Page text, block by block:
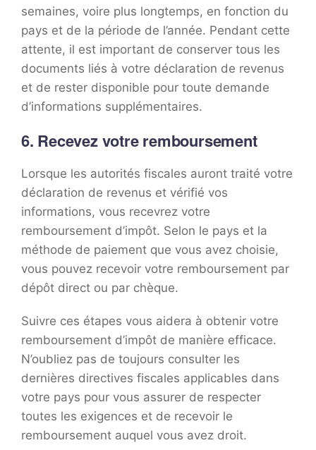
semaines, voire plus longtemps, en fonction du
pays et de la période de l’année. Pendant cette
attente, il est important de conserver tous les
documents liés à votre déclaration de revenus
et de rester disponible pour toute demande
d’informations supplémentaires.
6. Recevez votre remboursement
Lorsque les autorités fiscales auront traité votre
déclaration de revenus et vérifié vos
informations, vous recevrez votre
remboursement d’impôt. Selon le pays et la
méthode de paiement que vous avez choisie,
vous pouvez recevoir votre remboursement par
dépôt direct ou par chèque.
Suivre ces étapes vous aidera à obtenir votre
remboursement d’impôt de manière efficace.
N’oubliez pas de toujours consulter les
dernières directives fiscales applicables dans
votre pays pour vous assurer de respecter
toutes les exigences et de recevoir le
remboursement auquel vous avez droit.